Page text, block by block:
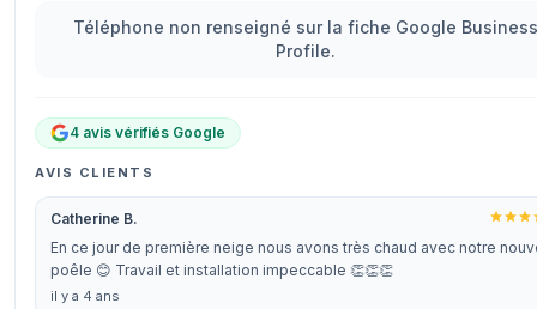
Téléphone non renseigné sur la fiche Google Business
Profile.
4 avis vérifiés Google
AVIS CLIENTS
Catherine B.
En ce jour de première neige nous avons très chaud avec notre
poêle 😊 Travail et installation impeccable 👏👏👏
il y a 4 ans